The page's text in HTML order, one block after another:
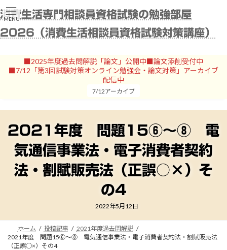
ン
ン
ビ
ー
消費生活専門相談員資格試験の勉強部屋
2026（消費生活相談員資格試験対策講座）
■2025年度過去問解説「論文」公開中■論文添削受付中
■7/12「第3回試験対策オンライン勉強会・論文対策」アーカイブ
配信中
7/12アーカイブ
2021年度 問題15⑥～⑧ 電
気通信事業法・電子消費者契約
法・割賦販売法（正誤○×）そ
の4
2022年5月12日
ホーム 投稿記事
2021年度過去問解説
2021年度 問題15⑥～⑧ 電気通信事業法・電子消費者契約法・割賦販売法
（正誤○×）その4
MENU